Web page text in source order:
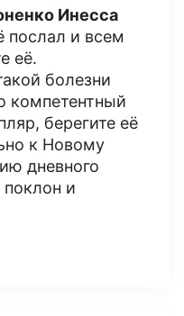
Инесса
послал и всем
её.
болезни
компетентный
берегите её
к Новому
дневного
и